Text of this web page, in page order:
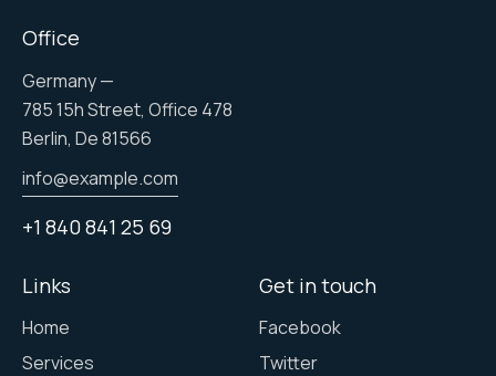
Office
Germany —
785 15h Street, Office 478
Berlin, De 81566
info@example.com
+1 840 841 25 69
Links
Home
Services
Get in touch
Facebook
Twitter